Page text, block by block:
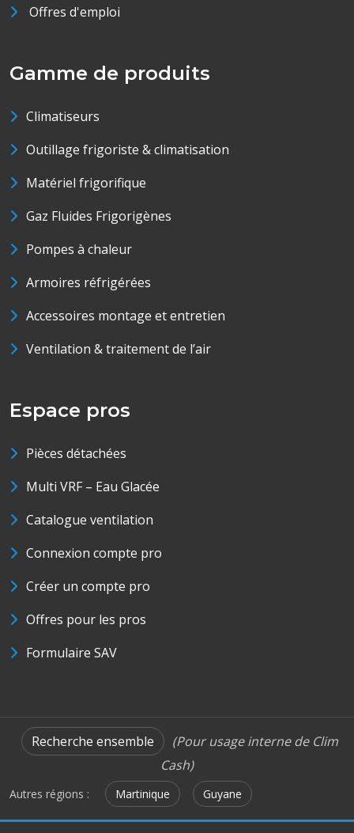
Offres d'emploi
Gamme de produits
Climatiseurs
Outillage frigoriste & climatisation
Matériel frigorifique
Gaz Fluides Frigorigènes
Pompes à chaleur
Armoires réfrigérées
Accessoires montage et entretien
Ventilation & traitement de l’air
Espace pros
Pièces détachées
Multi VRF – Eau Glacée
Catalogue ventilation
Connexion compte pro
Créer un compte pro
Offres pour les pros
Formulaire SAV
Recherche ensemble
(Pour usage interne de Clim
Cash)
Autres régions : Martinique Guyane